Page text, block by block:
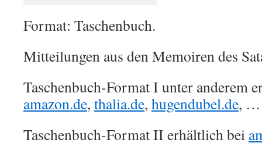
Format: Taschenbuch.
Mitteilungen aus den Memoiren des
Taschenbuch-Format I unter anderem
amazon.de, thalia.de, hugendubel.de, …
Taschenbuch-Format II erhältlich bei